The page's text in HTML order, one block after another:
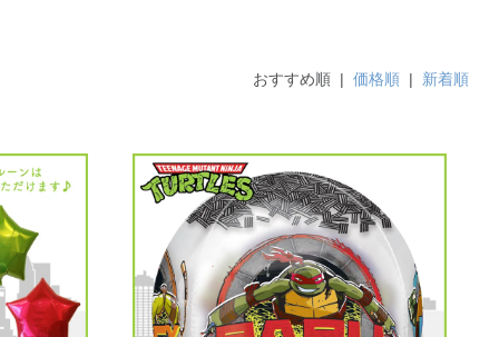
おすすめ順 |価格順 | 新着順